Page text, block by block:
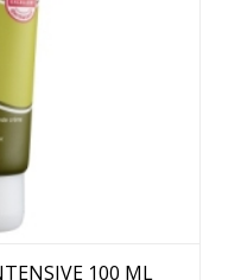
100 ML